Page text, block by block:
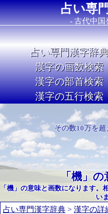
占い専
- 古代中国
占い専門漢字辞典
漢字の画数検索
漢字の部首検索
漢字の五行検索
その数10万を
「機」
「機」の意味と画数になります。
い
占い専門漢字辞典 > 漢字の詳